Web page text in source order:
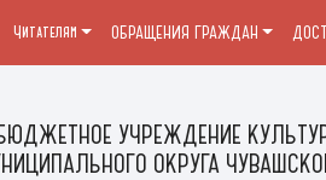
УЧРЕЖДЕНИЕ
ОКРУГА
Читателям ОБРАЩЕНИЯ ГРАЖДАН